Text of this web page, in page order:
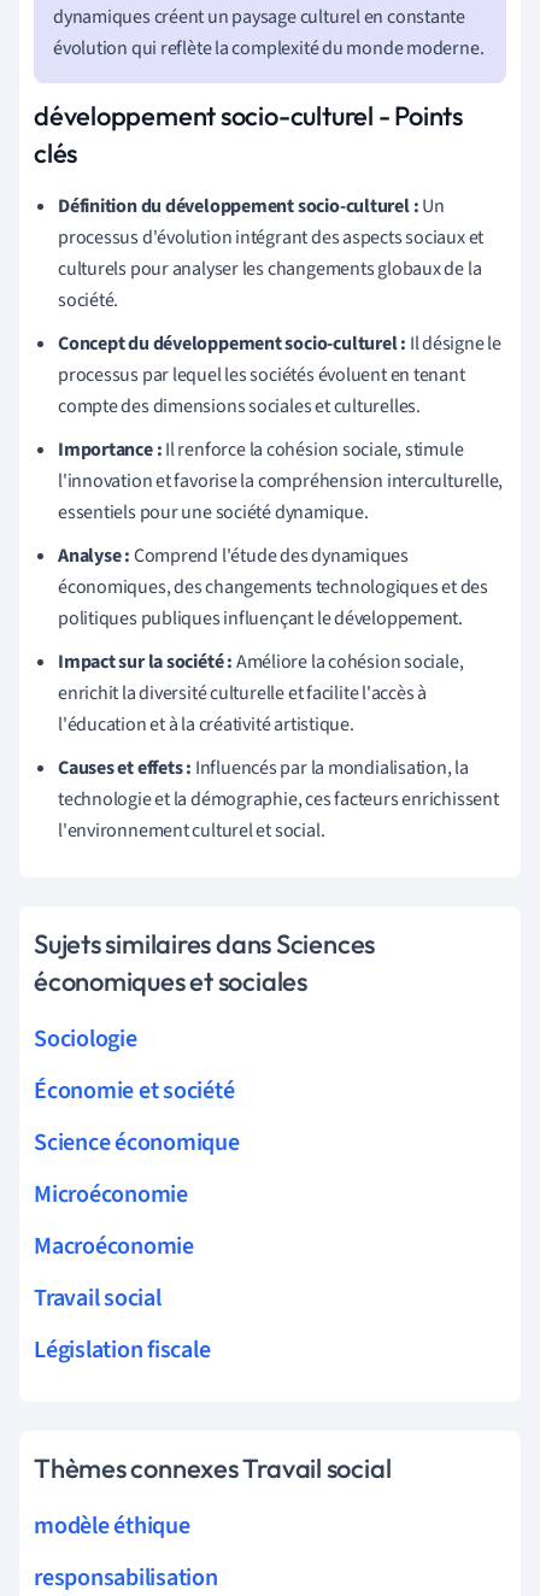
dynamiques créent un paysage culturel en constante
évolution qui reflète la complexité du monde moderne.
développement socio-culturel - Points
clés
Définition du développement socio-culturel :Un
processus d'évolution intégrant des aspects sociaux et
culturels pour analyser les changements globaux de la
société.
Concept du développement socio-culturel : Il désigne le
processus par lequel les sociétés évoluent en tenant
compte des dimensions sociales et culturelles.
Importance :Il renforce la cohésion sociale, stimule
l'innovation et favorise la compréhension interculturelle,
essentiels pour une société dynamique.
Analyse :Comprend l'étude des dynamiques
économiques, des changements technologiques et des
politiques publiques influençant le développement.
Impact sur la société :Améliore la cohésion sociale,
enrichit la diversité culturelle et facilite l'accès à
l'éducation et à la créativité artistique.
Causes et effets : Influencés par la mondialisation, la
technologie et la démographie, ces facteurs enrichissent
l'environnement culturel et social.
Sujets similaires dans Sciences
économiques et sociales
Sociologie
Économie et société
Science économique
Microéconomie
Macroéconomie
Travail social
Législation fiscale
Thèmes connexes Travail social
modèle éthique
responsabilisation